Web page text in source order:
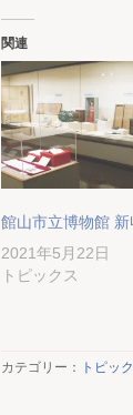
関連
館山市立博物館
2021年5月22日
トピックス
カテゴリー： トピッ